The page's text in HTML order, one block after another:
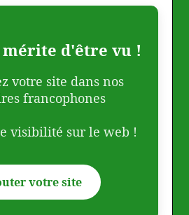
d'être vu !
votre site dans nos
francophones
visibilité sur le web !
votre site